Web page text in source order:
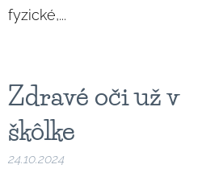
fyzické,...
Zdravé oči už v
škôlke
24.10.2024